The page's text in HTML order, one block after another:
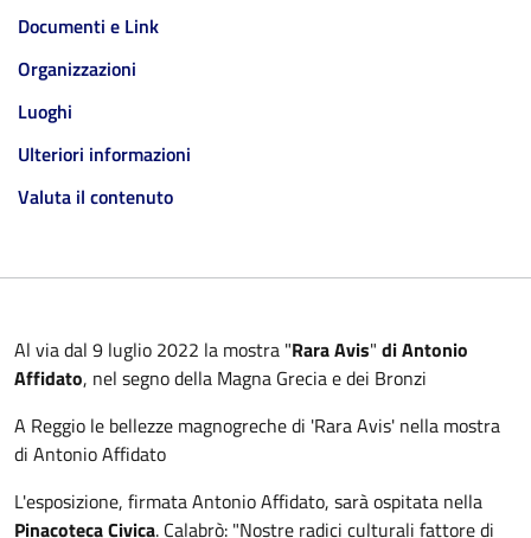
Documenti e Link
Organizzazioni
Luoghi
Ulteriori informazioni
Valuta il contenuto
Al via dal 9 luglio 2022 la mostra "Rara Avis" di Antonio
Affidato, nel segno della Magna Grecia e dei Bronzi
A Reggio le bellezze magnogreche di 'Rara Avis' nella mostra
di Antonio Affidato
L'esposizione, firmata Antonio Affidato, sarà ospitata nella
Pinacoteca Civica. Calabrò: "Nostre radici culturali fattore di